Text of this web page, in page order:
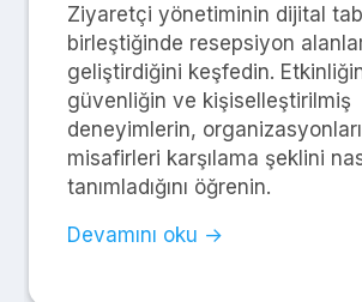
Ziyaretçi yönetiminin dijital
birleştiğinde resepsiyon
geliştirdiğini keşfedin.
güvenliğin ve kişiselleştirilmiş
deneyimlerin,
misafirleri karşılama şeklini
tanımladığını öğrenin.
Devamını oku →